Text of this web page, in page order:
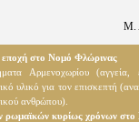
Μ.
εποχή στο Νομό Φλώρινας
Αρμενοχωρίου (αγγεία,
υλικό για τον επισκεπτή
ανθρώπου).
ρωμαϊκών κυρίως χρόνων